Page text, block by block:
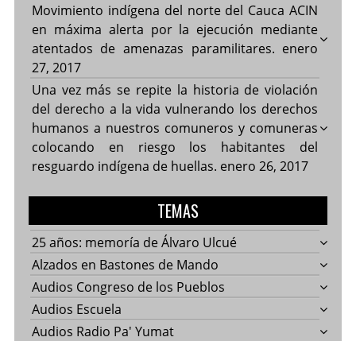
Movimiento indígena del norte del Cauca ACIN
en máxima alerta por la ejecución mediante
atentados de amenazas paramilitares. enero
27, 2017
Una vez más se repite la historia de violación
del derecho a la vida vulnerando los derechos
humanos a nuestros comuneros y comuneras
colocando en riesgo los habitantes del
resguardo indígena de huellas. enero 26, 2017
TEMAS
25 años: memoría de Álvaro Ulcué
Alzados en Bastones de Mando
Audios Congreso de los Pueblos
Audios Escuela
Audios Radio Pa' Yumat